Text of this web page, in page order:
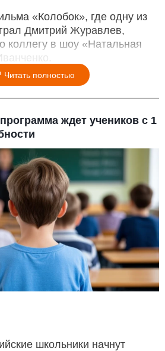
«Колобок», где одну из
Дмитрий Журавлев,
коллегу в шоу «Натальная
Читать полностью
ждет учеников с 1
школьники начнут